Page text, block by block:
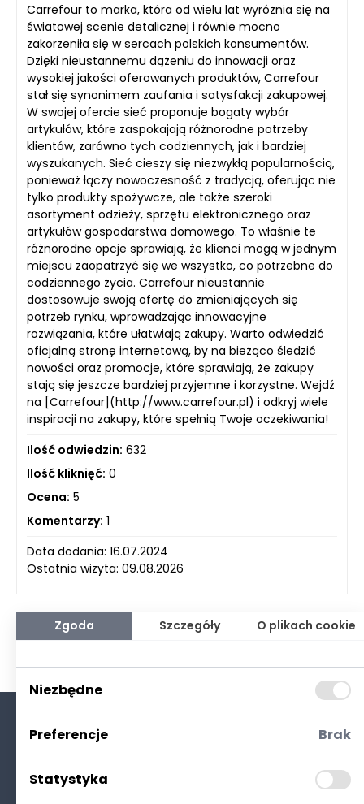
Carrefour to marka, która od wielu lat wyróżnia się na
światowej scenie detalicznej i równie mocno
zakorzeniła się w sercach polskich konsumentów.
Dzięki nieustannemu dążeniu do innowacji oraz
wysokiej jakości oferowanych produktów, Carrefour
stał się synonimem zaufania i satysfakcji zakupowej.
W swojej ofercie sieć proponuje bogaty wybór
artykułów, które zaspokajają różnorodne potrzeby
klientów, zarówno tych codziennych, jak i bardziej
wyszukanych. Sieć cieszy się niezwykłą popularnością,
ponieważ łączy nowoczesność z tradycją, oferując nie
tylko produkty spożywcze, ale także szeroki
asortyment odzieży, sprzętu elektronicznego oraz
artykułów gospodarstwa domowego. To właśnie te
różnorodne opcje sprawiają, że klienci mogą w jednym
miejscu zaopatrzyć się we wszystko, co potrzebne do
codziennego życia. Carrefour nieustannie
dostosowuje swoją ofertę do zmieniających się
potrzeb rynku, wprowadzając innowacyjne
rozwiązania, które ułatwiają zakupy. Warto odwiedzić
oficjalną stronę internetową, by na bieżąco śledzić
nowości oraz promocje, które sprawiają, że zakupy
stają się jeszcze bardziej przyjemne i korzystne. Wejdź
na [Carrefour](http://www.carrefour.pl) i odkryj wiele
inspiracji na zakupy, które spełnią Twoje oczekiwania!
Ilość odwiedzin: 632
Ilość kliknięć: 0
Ocena: 5
Komentarzy: 1
Data dodania: 16.07.2024
Ostatnia wizyta: 09.08.2026
Polityka prywatności
Zgoda Szczegóły O plikach cookie
Niezbędne
Preferencje Brak
Statystyka